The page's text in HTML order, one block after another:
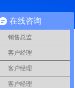
在线咨询
销售总监
客户经理
客户经理
客户经理
>>案例